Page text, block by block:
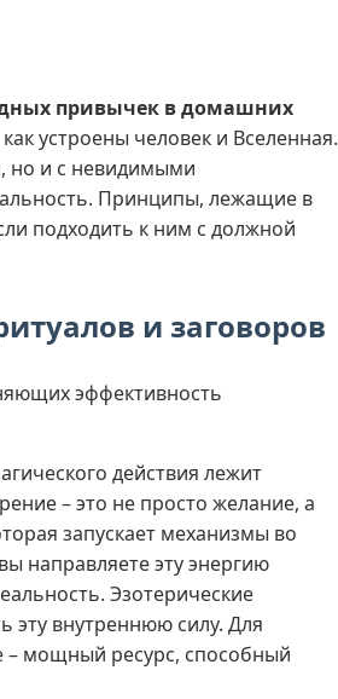
привычек в домашних
устроены человек и Вселенная.
но и с невидимыми
Принципы, лежащие в
подходить к ним с должной
и заговоров
эффективность
действия лежит
– это не просто желание, а
запускает механизмы во
направляете эту энергию
Эзотерические
эту внутреннюю силу. Для
– мощный ресурс, способный